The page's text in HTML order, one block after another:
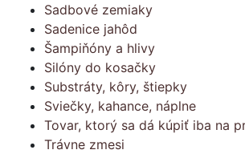
Sadbové zemiaky
Sadenice jahôd
Šampiňóny a hlivy
Silóny do kosačky
Substráty, kôry, štiepky
Sviečky, kahance, náplne
Tovar, ktorý sa dá kúpiť iba na
Trávne zmesi